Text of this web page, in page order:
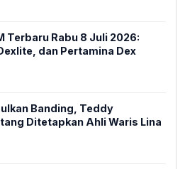
Terbaru Rabu 8 Juli 2026:
dan Pertamina Dex
Banding, Teddy
Ditetapkan Ahli Waris Lina